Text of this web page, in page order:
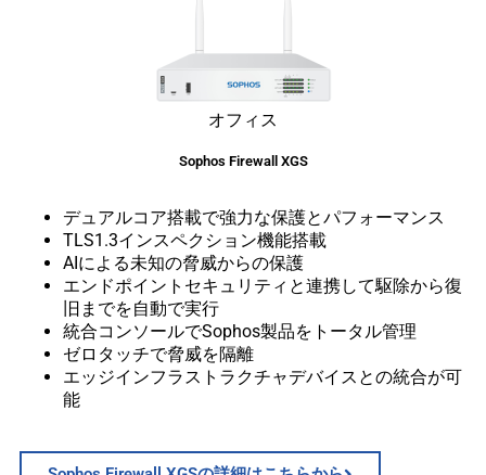
オフィス
Sophos Firewall XGS
デュアルコア搭載で強力な保護とパフォーマンス
TLS1.3インスペクション機能搭載
AIによる未知の脅威からの保護
エンドポイントセキュリティと連携して駆除から復
旧までを自動で実行
統合コンソールでSophos製品をトータル管理
ゼロタッチで脅威を隔離
エッジインフラストラクチャデバイスとの統合が可
能